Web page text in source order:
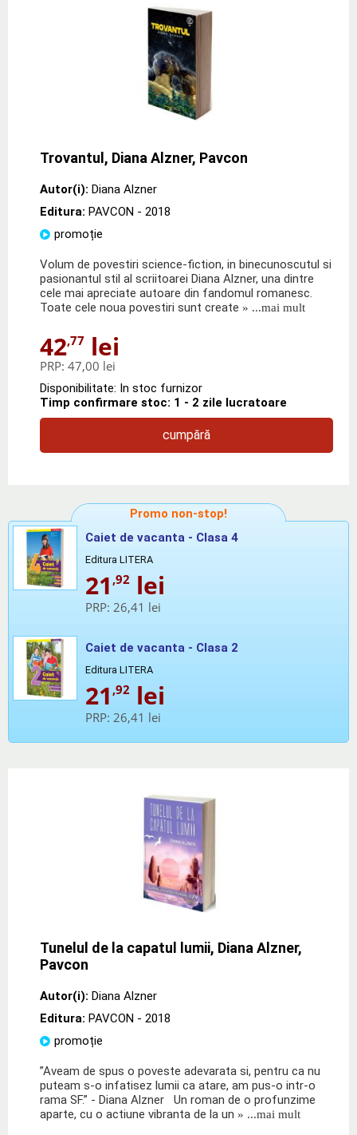
Trovantul, Diana Alzner, Pavcon
Autor(i): Diana Alzner
Editura: PAVCON - 2018
promoție
Volum de povestiri science-fiction, in binecunoscutul si
pasionantul stil al scriitoarei Diana Alzner, una dintre
cele mai apreciate autoare din fandomul romanesc.
Toate cele noua povestiri sunt create » ...mai mult
42,77 lei
PRP: 47,00 lei
Disponibilitate: In stoc furnizor
Timp confirmare stoc: 1 - 2 zile lucratoare
cumpără
Promo non-stop!
Caiet de vacanta - Clasa 4
Editura LITERA
21 ,92 lei
PRP: 26,41 lei
Caiet de vacanta - Clasa 2
Editura LITERA
21 ,92 lei
PRP: 26,41 lei
Tunelul de la capatul lumii, Diana Alzner,
Pavcon
Autor(i): Diana Alzner
Editura: PAVCON - 2018
promoție
”Aveam de spus o poveste adevarata si, pentru ca nu
puteam s-o infatisez lumii ca atare, am pus-o intr-o
rama SF.” - Diana Alzner Un roman de o profunzime
aparte, cu o actiune vibranta de la un » ...mai mult